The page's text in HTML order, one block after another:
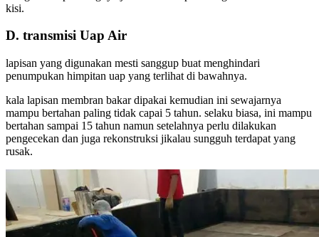
kisi.
D. transmisi Uap Air
lapisan yang digunakan mesti sanggup buat menghindari
penumpukan himpitan uap yang terlihat di bawahnya.
kala lapisan membran bakar dipakai kemudian ini sewajarnya
mampu bertahan paling tidak capai 5 tahun. selaku biasa, ini mampu
bertahan sampai 15 tahun namun setelahnya perlu dilakukan
pengecekan dan juga rekonstruksi jikalau sungguh terdapat yang
rusak.